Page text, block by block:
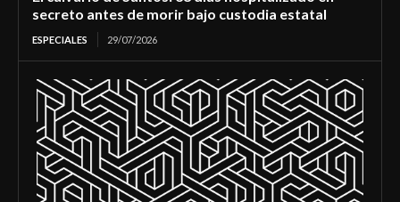
secreto antes de morir bajo custodia estatal
ESPECIALES 29/07/2026